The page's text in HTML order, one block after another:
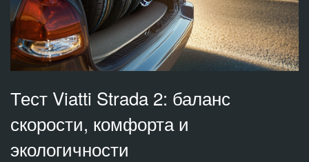
Тест Viatti Strada 2: баланс
скорости, комфорта и
экологичности